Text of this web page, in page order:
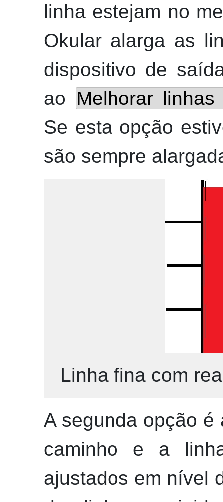
linha estejam no
Okular alarga as
dispositivo de
ao
Melhorar linhas
Se esta opção
são sempre
Linha fina com
A segunda opção
caminho e a
ajustados em nível